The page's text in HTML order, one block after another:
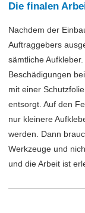
Die finalen
Nachdem der
Auftraggebers
sämtliche
Beschädigungen
mit einer
entsorgt. Auf den
nur kleinere
werden. Dann
Werkzeuge und
und die Arbeit ist